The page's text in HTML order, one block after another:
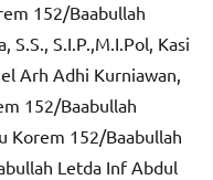
152/Baabullah
S.S., S.I.P.,M.I.Pol, Kasi
Arh Adhi Kurniawan,
152/Baabullah
Korem 152/Baabullah
Letda Inf Abdul